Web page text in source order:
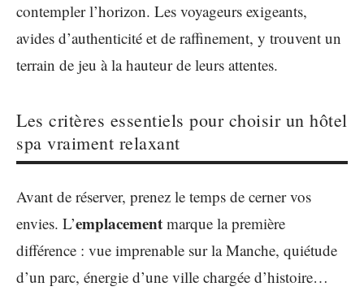
contempler l’horizon. Les voyageurs exigeants,
avides d’authenticité et de raffinement, y trouvent un
terrain de jeu à la hauteur de leurs attentes.
Les critères essentiels pour choisir un hôtel
spa vraiment relaxant
Avant de réserver, prenez le temps de cerner vos
envies. L’emplacement marque la première
différence : vue imprenable sur la Manche, quiétude
d’un parc, énergie d’une ville chargée d’histoire…